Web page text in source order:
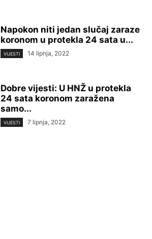
Napokon niti jedan slučaj zaraze
koronom u protekla 24 sata u...
VIJESTI 14 lipnja, 2022
Dobre vijesti: U HNŽ u protekla
24 sata koronom zaražena
samo...
VIJESTI 7 lipnja, 2022